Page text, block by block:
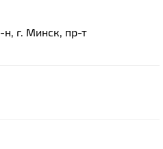
г. Минск, пр-т